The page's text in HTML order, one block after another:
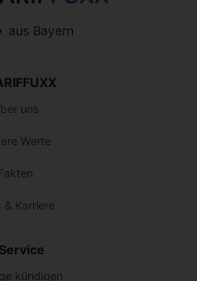
aus Bayern
uns
Werte
& Karriere
Service
kündigen